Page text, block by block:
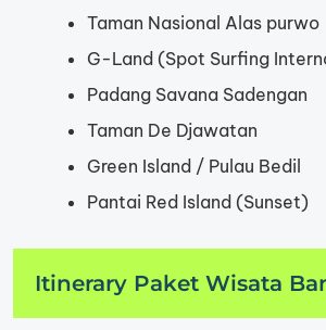
Taman Nasional Alas purwo
G-Land (Spot Surfing
Padang Savana Sadengan
Taman De Djawatan
Green Island / Pulau Bedil
Pantai Red Island (Sunset)
Itinerary Paket Wisata